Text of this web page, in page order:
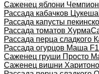
Саженец яблони Чемпион
Рассада кабачков Цукеша
Рассада капусты
Рассада томатов Хурма
Рассада перца сладкого
Рассада огурцов Маша F1
Саженец груши Просто
Саженец вишни